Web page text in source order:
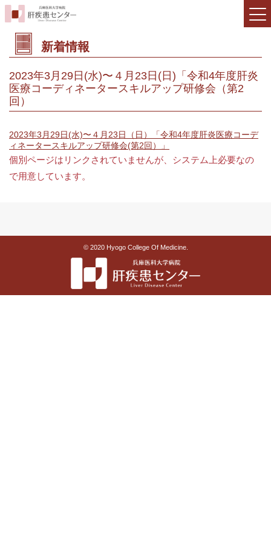
新着情報
2023年3月29日(水)〜４月23日(日)「令和4年度肝炎
医療コーディネータースキルアップ研修会（第2
回）
2023年3月29日(水)〜４月23日（日）「令和4年度肝炎医療コーデ
ィネータースキルアップ研修会(第2回）」
個別ページはリンクされていませんが、システム上必要なの
で用意しています。
© 2020 Hyogo College Of Medicine.